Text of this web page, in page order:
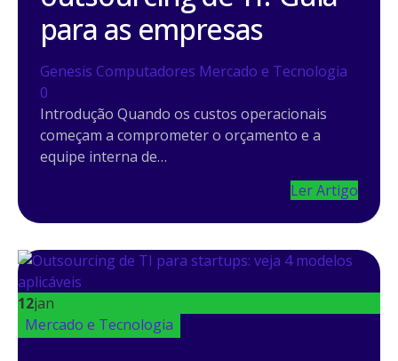
para as empresas
Genesis Computadores Mercado e Tecnologia
0
Introdução Quando os custos operacionais
começam a comprometer o orçamento e a
equipe interna de…
Ler Artigo
12jan
Mercado e Tecnologia